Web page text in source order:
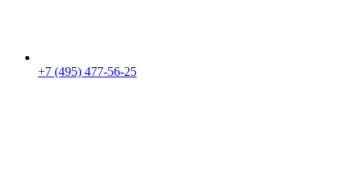
+7 (495) 477-56-25